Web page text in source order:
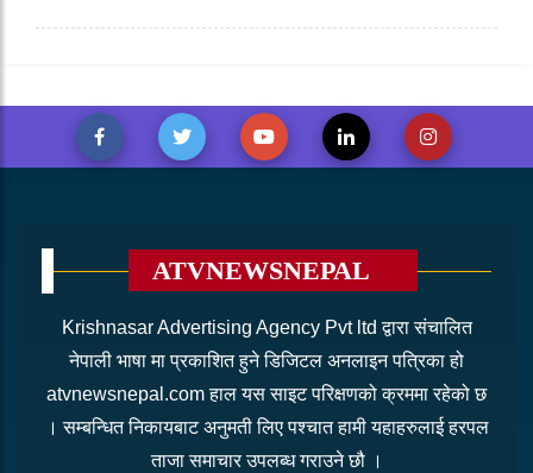
ATVNEWSNEPAL
Krishnasar Advertising Agency Pvt ltd द्वारा संचालित
नेपाली भाषा मा प्रकाशित हुने डिजिटल अनलाइन पत्रिका हो
atvnewsnepal.com हाल यस साइट परिक्षणको क्रममा रहेको छ
। सम्बन्धित निकायबाट अनुमती लिए पश्चात हामी यहाहरुलाई हरपल
ताजा समाचार उपलब्ध गराउने छौ ।